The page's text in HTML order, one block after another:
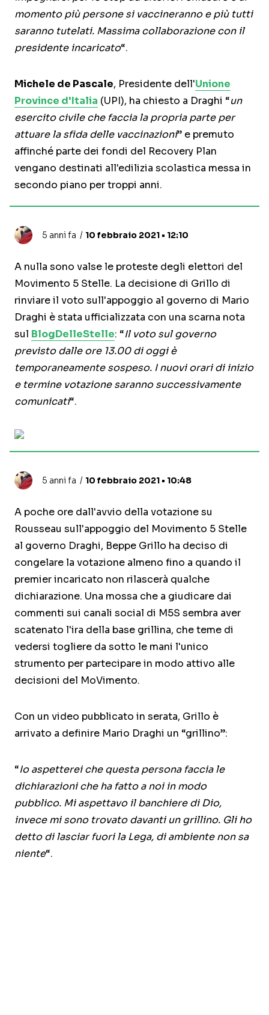
momento più persone si vaccineranno e più tutti
saranno tutelati. Massima collaborazione con il
presidente incaricato“.
Michele de Pascale, Presidente dell'Unione
Province d'Italia (UPI), ha chiesto a Draghi “un
esercito civile che faccia la propria parte per
attuare la sfida delle vaccinazioni” e premuto
affinché parte dei fondi del Recovery Plan
vengano destinati all'edilizia scolastica messa in
secondo piano per troppi anni.
5 anni fa 10 febbraio 2021 • 12:10
A nulla sono valse le proteste degli elettori del
Movimento 5 Stelle. La decisione di Grillo di
rinviare il voto sull'appoggio al governo di Mario
Draghi è stata ufficializzata con una scarna nota
sul BlogDelleStelle: “Il voto sul governo
previsto dalle ore 13.00 di oggi è
temporaneamente sospeso. I nuovi orari di inizio
e termine votazione saranno successivamente
comunicati“.
5 anni fa 10 febbraio 2021 • 10:48
A poche ore dall'avvio della votazione su
Rousseau sull'appoggio del Movimento 5 Stelle
al governo Draghi, Beppe Grillo ha deciso di
congelare la votazione almeno fino a quando il
premier incaricato non rilascerà qualche
dichiarazione. Una mossa che a giudicare dai
commenti sui canali social di M5S sembra aver
scatenato l'ira della base grillina, che teme di
vedersi togliere da sotto le mani l'unico
strumento per partecipare in modo attivo alle
decisioni del MoVimento.
Con un video pubblicato in serata, Grillo è
arrivato a definire Mario Draghi un “grillino”:
“Io aspetterei che questa persona faccia le
dichiarazioni che ha fatto a noi in modo
pubblico. Mi aspettavo il banchiere di Dio,
invece mi sono trovato davanti un grillino. Gli ho
detto di lasciar fuori la Lega, di ambiente non sa
niente“.